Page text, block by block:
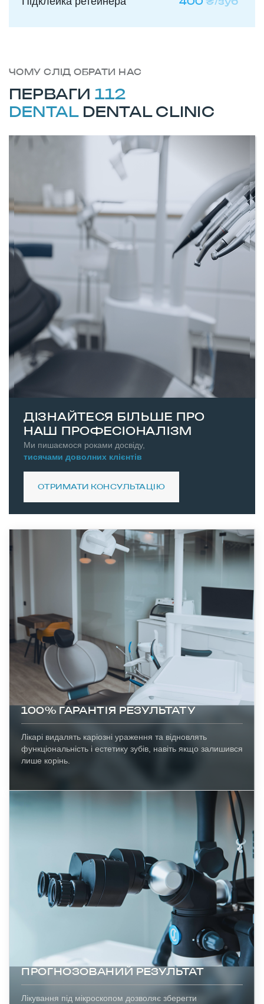
ЧОМУ СЛІД ОБРАТИ НАС
ПЕРВАГИ 112
DENTALDENTAL CLINIC
ДІЗНАЙТЕСЯ БІЛЬШЕ ПРО
НАШ ПРОФЕСІОНАЛІЗМ
Ми пишаємося роками досвіду,
тисячами доволних клієнтів
ОТРИМАТИ КОНСУЛЬТАЦІЮ
100% ГАРАНТІЯ РЕЗУЛЬТАТУ
Лікарі видалять каріозні ураження та відновлять
функціональність і естетику зубів, навіть якщо залишився
лише корінь.
ПРОГНОЗОВАНИЙ РЕЗУЛЬТАТ
Лікування під мікроскопом дозволяє зберегти